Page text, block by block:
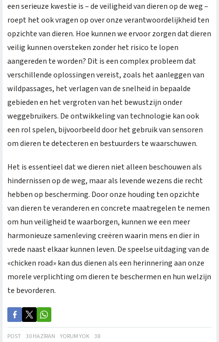
een serieuze kwestie is – de veiligheid van dieren op de weg –
roept het ook vragen op over onze verantwoordelijkheid ten
opzichte van dieren. Hoe kunnen we ervoor zorgen dat dieren
veilig kunnen oversteken zonder het risico te lopen
aangereden te worden? Dit is een complex probleem dat
verschillende oplossingen vereist, zoals het aanleggen van
wildpassages, het verlagen van de snelheid in bepaalde
gebieden en het vergroten van het bewustzijn onder
weggebruikers. De ontwikkeling van technologie kan ook
een rol spelen, bijvoorbeeld door het gebruik van sensoren
om dieren te detecteren en bestuurders te waarschuwen.
Het is essentieel dat we dieren niet alleen beschouwen als
hindernissen op de weg, maar als levende wezens die recht
hebben op bescherming. Door onze houding ten opzichte
van dieren te veranderen en concrete maatregelen te nemen
om hun veiligheid te waarborgen, kunnen we een meer
harmonieuze samenleving creëren waarin mens en dier in
vrede naast elkaar kunnen leven. De speelse uitdaging van de
«chicken road» kan dus dienen als een herinnering aan onze
morele verplichting om dieren te beschermen en hun welzijn
te bevorderen.
POST 30 HAZIRAN YORUM YOK 38